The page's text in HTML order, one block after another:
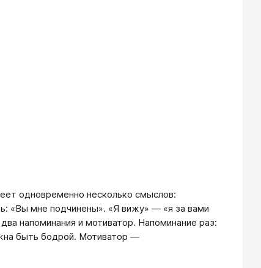
одновременно несколько смыслов:
«Вы мне подчинены». «Я вижу» — «я за вами
напоминания и мотиватор. Напоминание раз:
быть бодрой. Мотиватор —